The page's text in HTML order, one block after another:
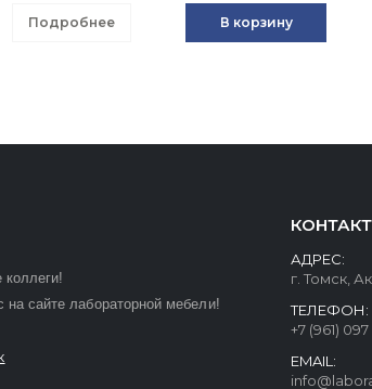
Подробнее В корзину
сайте лабораторной мебели!
АДРЕС:
г. Томск,
ТЕЛЕФОН:
+7 (961)
EMAIL: